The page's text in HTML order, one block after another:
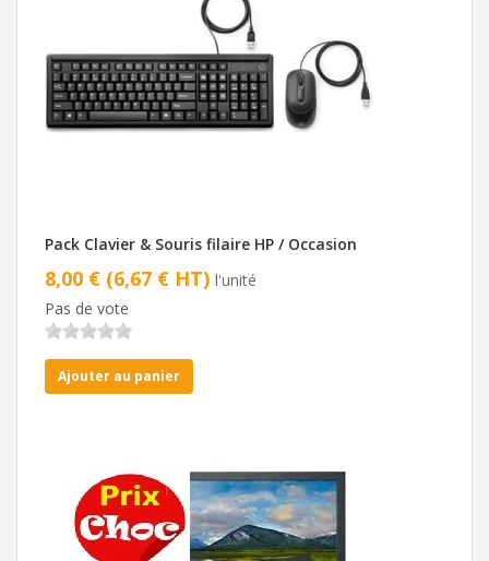
Pack Clavier & Souris filaire HP / Occasion
8,00 € (6,67 € HT) l'unité
Pas de vote
Ajouter au panier